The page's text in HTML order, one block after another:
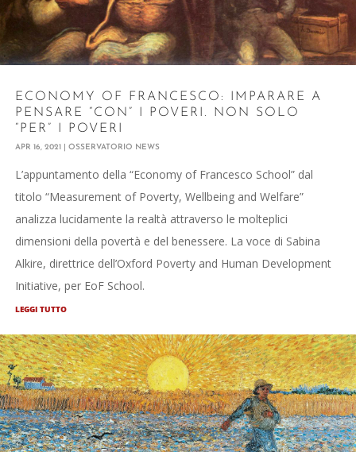
ECONOMY OF FRANCESCO: IMPARARE A
PENSARE “CON” I POVERI. NON SOLO
“PER” I POVERI
APR 16, 2021 OSSERVATORIO NEWS
L’appuntamento della “Economy of Francesco School” dal
titolo “Measurement of Poverty, Wellbeing and Welfare”
analizza lucidamente la realtà attraverso le molteplici
dimensioni della povertà e del benessere. La voce di Sabina
Alkire, direttrice dell’Oxford Poverty and Human Development
Initiative, per EoF School.
LEGGI TUTTO